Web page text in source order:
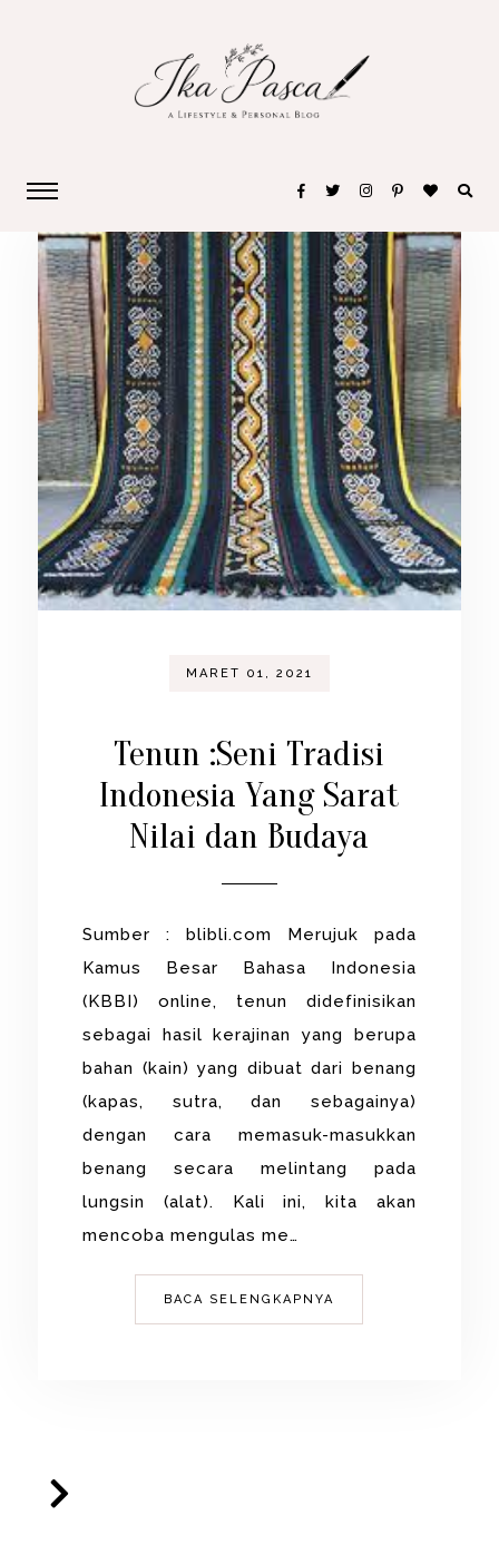
MARET 01, 2021
Tenun :Seni Tradisi
Indonesia Yang Sarat
Nilai dan Budaya
Sumber : blibli.com Merujuk pada
Kamus Besar Bahasa Indonesia
(KBBI) online, tenun didefinisikan
sebagai hasil kerajinan yang berupa
bahan (kain) yang dibuat dari benang
(kapas, sutra, dan sebagainya)
dengan cara memasuk-masukkan
benang secara melintang pada
lungsin (alat). Kali ini, kita akan
mencoba mengulas me…
BACA SELENGKAPNYA